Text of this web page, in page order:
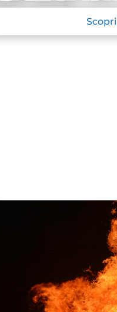
Scopri